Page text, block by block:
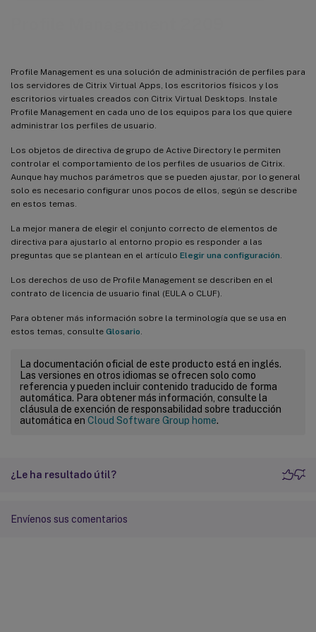
Profile Management es una solución de administración de perfiles para
los servidores de Citrix Virtual Apps, los escritorios físicos y los
escritorios virtuales creados con Citrix Virtual Desktops. Instale
Profile Management en cada uno de los equipos para los que quiere
administrar los perfiles de usuario.
Los objetos de directiva de grupo de Active Directory le permiten
controlar el comportamiento de los perfiles de usuarios de Citrix.
Aunque hay muchos parámetros que se pueden ajustar, por lo general
solo es necesario configurar unos pocos de ellos, según se describe
en estos temas.
La mejor manera de elegir el conjunto correcto de elementos de
directiva para ajustarlo al entorno propio es responder a las
preguntas que se plantean en el artículo Elegir una configuración
Los derechos de uso de Profile Management se describen en el
contrato de licencia de usuario final (EULA o CLUF).
Para obtener más información sobre la terminología que se usa en
estos temas, consulte Glosario
La documentación oficial de este producto está en inglés.
Las versiones en otros idiomas se ofrecen solo como
referencia y pueden incluir contenido traducido de forma
automática. Para obtener más información, consulte la
cláusula de exención de responsabilidad sobre traducción
automática en Cloud Software Group home.
¿Le ha resultado útil?
Envíenos sus comentarios